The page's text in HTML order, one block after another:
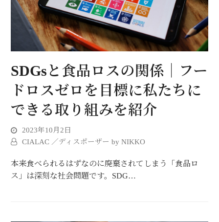
SDGsと食品ロスの関係｜フー
ドロスゼロを目標に私たちに
できる取り組みを紹介
2023年10月2日
CIALAC ／ディスポーザー by NIKKO
本来食べられるはずなのに廃棄されてしまう「食品ロ
ス」は深刻な社会問題です。SDG…